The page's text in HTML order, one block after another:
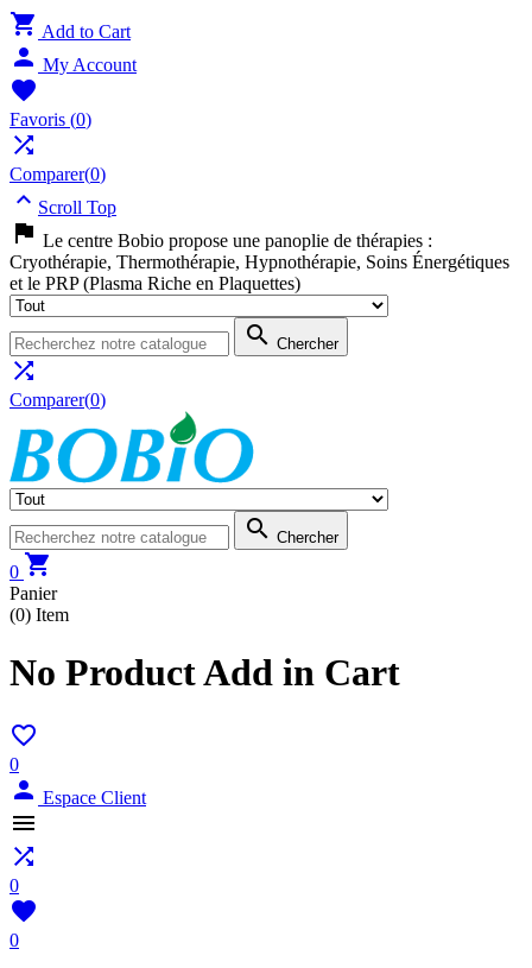
 Add to Cart
 My Account

Favoris (0)

Comparer(0)
 Scroll Top
 Le centre Bobio propose une panoplie de thérapies :
Cryothérapie, Thermothérapie, Hypnothérapie, Soins Énergétiques
et le PRP (Plasma Riche en Plaquettes)
 Chercher

Comparer(0)
 Chercher
0 
Panier
(0) Item
No Product Add in Cart

0
 Espace Client


0

0